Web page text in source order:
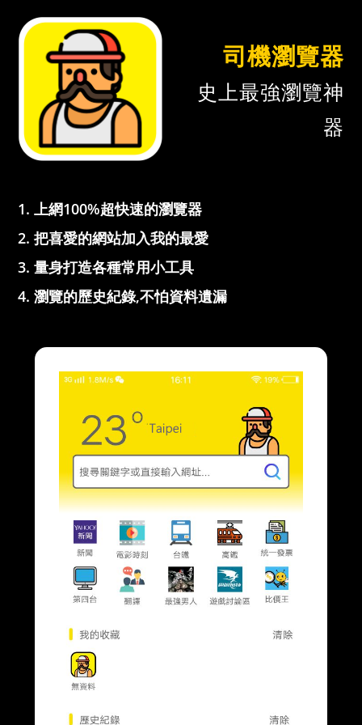
司機瀏覽器
史上最強瀏覽神
器
上網100%超快速的瀏覽器
把喜愛的網站加入我的最愛
量身打造各種常用小工具
瀏覽的歷史紀錄,不怕資料遺漏